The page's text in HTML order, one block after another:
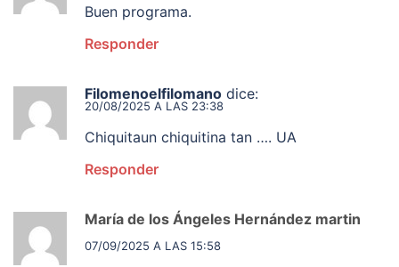
Buen programa.
Responder
Filomenoelfilomano dice:
20/08/2025 A LAS 23:38
Chiquitaun chiquitina tan …. UA
Responder
María de los Ángeles Hernández martin
dice:
07/09/2025 A LAS 15:58